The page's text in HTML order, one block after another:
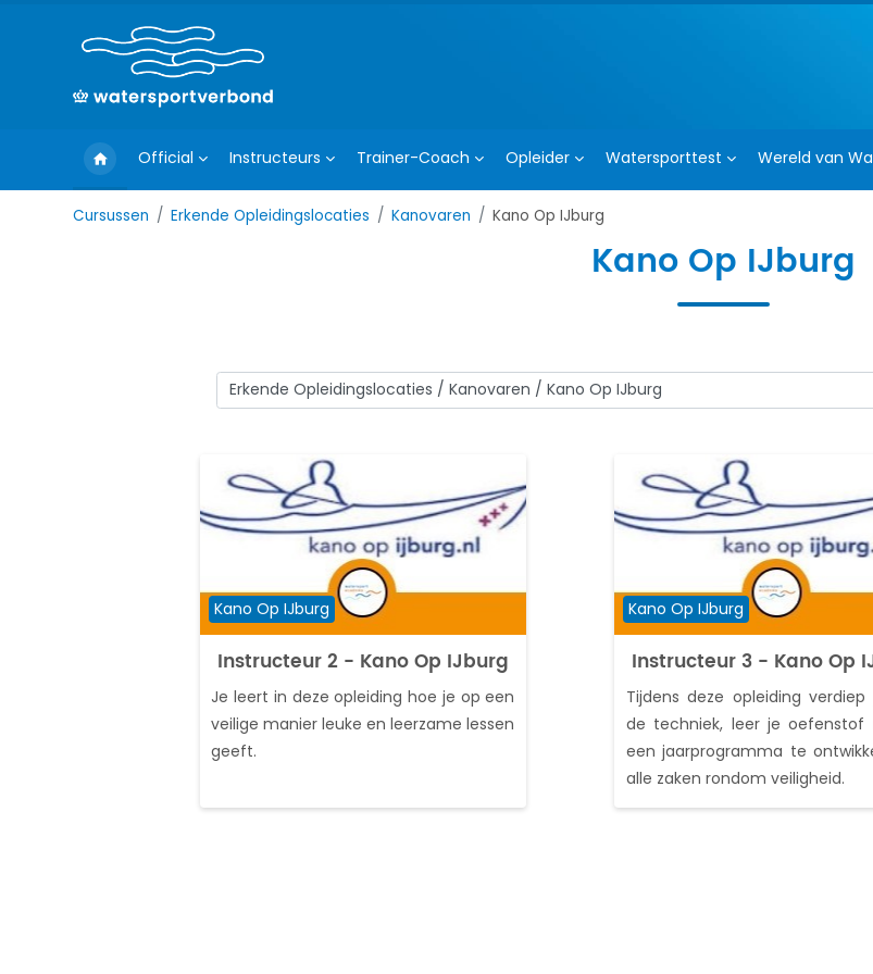
Official Instructeurs Trainer-Coach Opleider Watersporttest Wereld van
Cursussen Erkende Opleidingslocaties Kanovaren Kano Op IJburg
Kano Op IJburg
Cursuscategorieën
Instructeur 2 - Kano Op IJburg
Cursuscategorie
Kano Op IJburg
Je leert in deze opleiding hoe je op een
veilige manier leuke en leerzame lessen
geeft.
Instructeur 3 - Kano Op
Cursuscategorie
Kano Op IJburg
Tijdens deze opleiding
de techniek, leer je oefenstof
een jaarprogramma te
alle zaken rondom veiligheid.